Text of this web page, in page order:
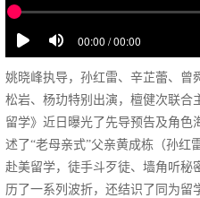
姚晓峰执导，孙红雷、辛芷蕾、曾
松岩、杨玏特别出演，檀健次联合
留学》近日曝光了先导预告及角色
述了“老母亲式”父亲黄成栋（孙红
赴美留学，徒手斗歹徒、墙角听
历了一系列波折，还结识了同为留